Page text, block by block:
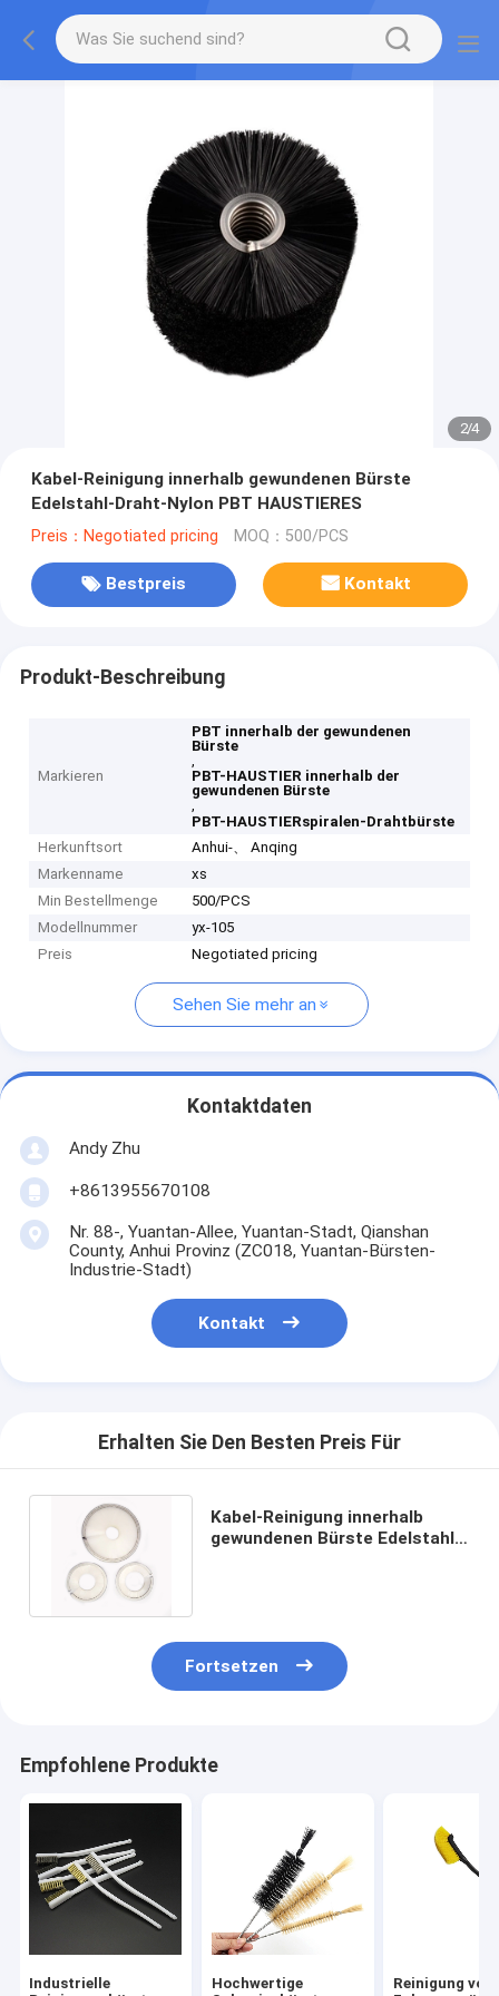
2/4
Kabel-Reinigung innerhalb gewundenen Bürste
Edelstahl-Draht-Nylon PBT HAUSTIERES
Preis：Negotiated pricing MOQ：500/PCS
Bestpreis Kontakt
Produkt-Beschreibung
Markieren
PBT innerhalb der gewundenen
Bürste
,
PBT-HAUSTIER innerhalb der
gewundenen Bürste
,
PBT-HAUSTIERspiralen-Drahtbürste
Herkunftsort
Anhui-、 Anqing
Markenname
xs
Min Bestellmenge
500/PCS
Modellnummer
yx-105
Preis
Negotiated pricing
Sehen Sie mehr an
Kontaktdaten
Andy Zhu
+8613955670108
Nr. 88-, Yuantan-Allee, Yuantan-Stadt, Qianshan
County, Anhui Provinz (ZC018, Yuantan-Bürsten-
Industrie-Stadt)
Kontakt
Erhalten Sie Den Besten Preis Für
Kabel-Reinigung innerhalb
gewundenen Bürste Edelstahl-
Fortsetzen
Empfohlene Produkte
Industrielle
Hochwertige
Reinigung von